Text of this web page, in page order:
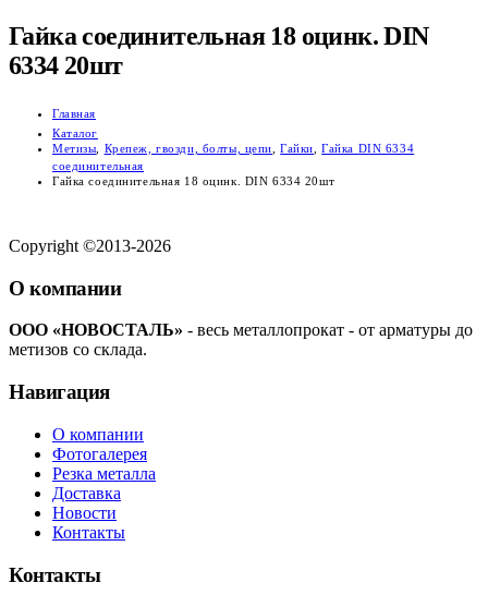
Гайка соединительная 18 оцинк. DIN
6334 20шт
Главная
Каталог
Метизы
Крепеж, гвозди, болты, цепи ,Гайки ,Гайка DIN 6334
соединительная
Гайка соединительная 18 оцинк. DIN 6334 20шт
Copyright ©2013-2026
О компании
ООО «НОВОСТАЛЬ» - весь металлопрокат - от арматуры до
метизов со склада.
Навигация
О компании
Фотогалерея
Резка металла
Доставка
Новости
Контакты
Контакты